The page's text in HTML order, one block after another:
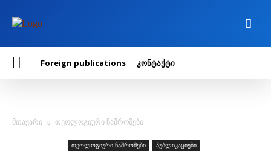
Foreign publications კონტაქტი
მთავარი თეოლოგიური ნაშრომები
თეოლოგიური ნაშრომები პუბლიკაციები